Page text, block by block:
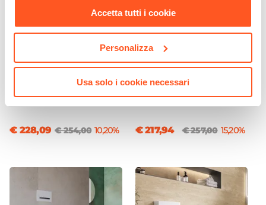
Accetta tutti i cookie
Personalizza
Usa solo i cookie necessari
Non incluso
Kit Fissaggio A Muro
Incluso
Kit Installazione Elettrica
Non incluso
Box doccia 90x110 cm
scorrevole vetro temperato
€ 228,09 € 254,00 10,20%
CODICE:
Box 3 lati 70x70x70 cm
doppio scorrevole vetro
€ 217,94 € 257,00 15,20%